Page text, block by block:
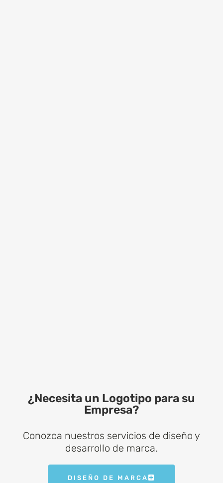
¿Necesita un Logotipo para su
Empresa?​
Conozca nuestros servicios de diseño y
desarrollo de marca.
DISEÑO DE MARCA